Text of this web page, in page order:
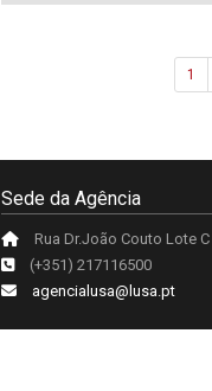
1
Sede da Agência
Rua Dr.João Couto Lote C
(+351) 217116500
agencialusa@lusa.pt